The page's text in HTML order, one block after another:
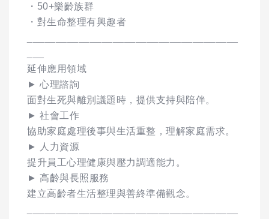
・50+樂齡族群
・對生命整理有興趣者
延伸應用領域
► 心理諮詢
面對生死與離別議題時，提供支持與陪伴。
► 社會工作
協助家庭處理後事與生活重整，理解家庭需求。
► 人力資源
提升員工心理健康與壓力調適能力。
► 高齡與長照服務
建立高齡者生活整理與善終準備觀念。